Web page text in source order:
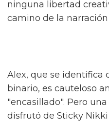
tan diferentes",
esto, uno que es
formas. Ojalá todos
persona es igual que